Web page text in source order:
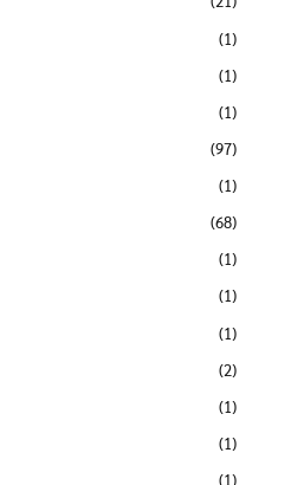
(1)
(1)
(1)
(97)
(1)
(68)
(1)
(1)
(1)
(2)
(1)
(1)
(1)